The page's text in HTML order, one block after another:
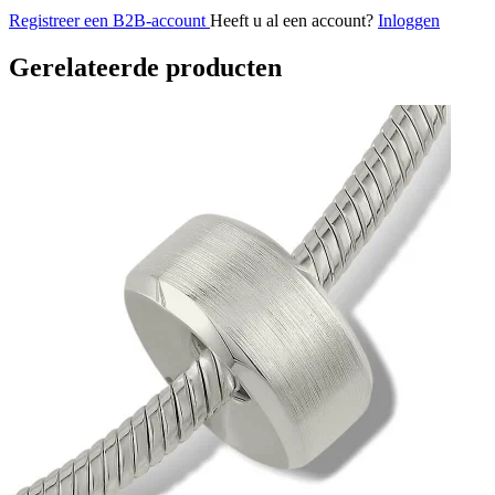
Registreer een B2B-account Heeft u al een account? Inloggen
Gerelateerde producten